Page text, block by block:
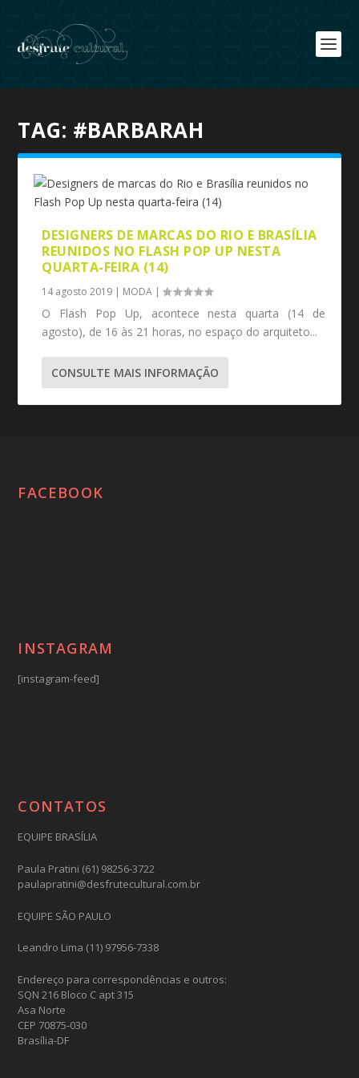
TAG: #BARBARAH
DESIGNERS DE MARCAS DO RIO E BRASÍLIA
REUNIDOS NO FLASH POP UP NESTA
QUARTA-FEIRA (14)
14 agosto 2019 | MODA |
O Flash Pop Up, acontece nesta quarta (14 de
agosto), de 16 às 21 horas, no espaço do arquiteto...
CONSULTE MAIS INFORMAÇÃO
FACEBOOK
INSTAGRAM
[instagram-feed]
CONTATOS
EQUIPE BRASÍLIA
Paula Pratini (61) 98256-3722
paulapratini@desfrutecultural.com.br
EQUIPE SÃO PAULO
Leandro Lima (11) 97956-7338
Endereço para correspondências e outros:
SQN 216 Bloco C apt 315
Asa Norte
CEP 70875-030
Brasília-DF